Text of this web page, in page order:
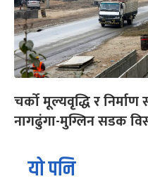
चर्को मूल्यवृद्धि र
नागढुंगा-मुग्लिन सडक
यो पनि